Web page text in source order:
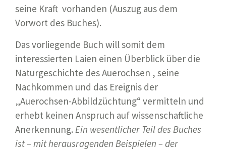
seine Kraft vorhanden (Auszug aus dem
Vorwort des Buches).
Das vorliegende Buch will somit dem
interessierten Laien einen Überblick über die
Naturgeschichte des Auerochsen , seine
Nachkommen und das Ereignis der
„Auerochsen-Abbildzüchtung“ vermitteln und
erhebt keinen Anspruch auf wissenschaftliche
Anerkennung. Ein wesentlicher Teil des Buches
ist – mit herausragenden Beispielen – der